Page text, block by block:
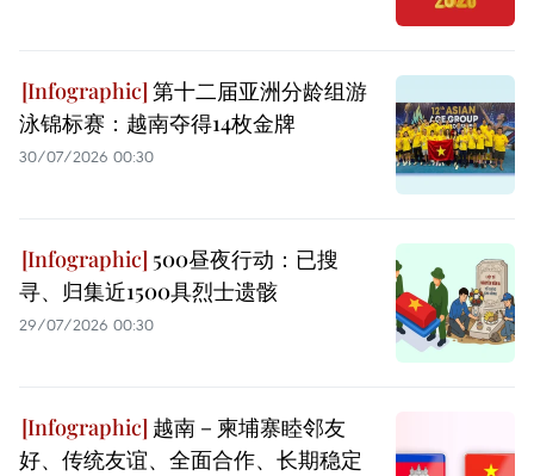
第十二届亚洲分龄组游
泳锦标赛：越南夺得14枚金牌
30/07/2026 00:30
500昼夜行动：已搜
寻、归集近1500具烈士遗骸
29/07/2026 00:30
越南－柬埔寨睦邻友
好、传统友谊、全面合作、长期稳定